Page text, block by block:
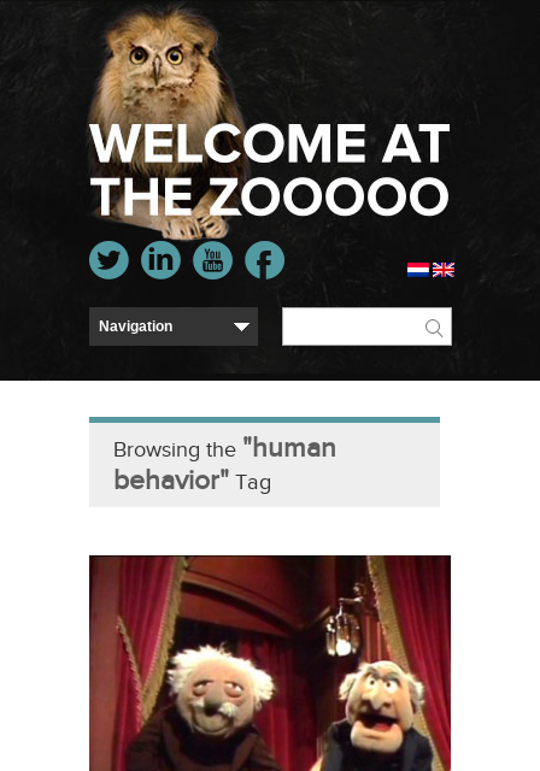
Browsing the "human
behavior" Tag